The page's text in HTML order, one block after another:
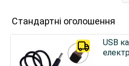
Стандартні оголошення
USB